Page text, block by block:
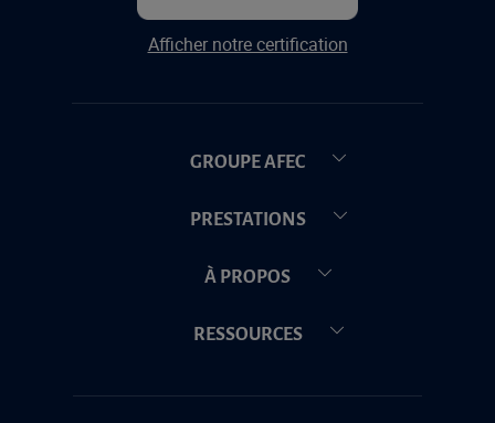
Afficher notre certification
GROUPE AFEC
PRESTATIONS
À PROPOS
RESSOURCES